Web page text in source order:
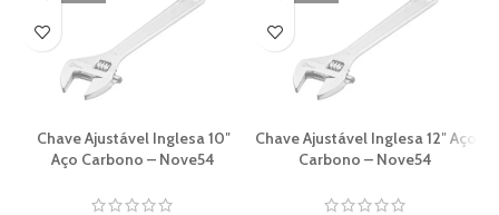
Chave Ajustável Inglesa 10″
Aço Carbono – Nove54
Chave Ajustável Inglesa 12″ Aço
Carbono – Nove54